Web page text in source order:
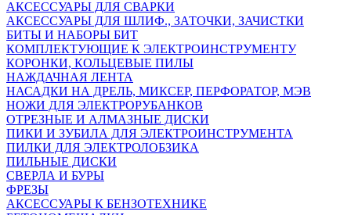
АКСЕССУАРЫ ДЛЯ СВАРКИ
АКСЕССУАРЫ ДЛЯ ШЛИФ., ЗАТОЧКИ, ЗАЧИСТКИ
БИТЫ И НАБОРЫ БИТ
КОМПЛЕКТУЮЩИЕ К ЭЛЕКТРОИНСТРУМЕНТУ
КОРОНКИ, КОЛЬЦЕВЫЕ ПИЛЫ
НАЖДАЧНАЯ ЛЕНТА
НАСАДКИ НА ДРЕЛЬ, МИКСЕР, ПЕРФОРАТОР, МЭВ
НОЖИ ДЛЯ ЭЛЕКТРОРУБАНКОВ
ОТРЕЗНЫЕ И АЛМАЗНЫЕ ДИСКИ
ПИКИ И ЗУБИЛА ДЛЯ ЭЛЕКТРОИНСТРУМЕНТА
ПИЛКИ ДЛЯ ЭЛЕКТРОЛОБЗИКА
ПИЛЬНЫЕ ДИСКИ
СВЕРЛА И БУРЫ
ФРЕЗЫ
АКСЕССУАРЫ К БЕНЗОТЕХНИКЕ